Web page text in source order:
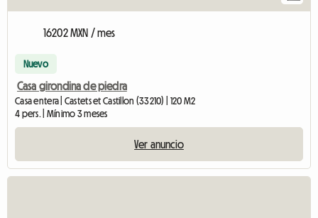
16202 MXN / mes
Nuevo
Casa girondina de piedra
Casa entera | Castets et Castillon (33210) | 120 M2
4 pers. | Mínimo 3 meses
Ver anuncio